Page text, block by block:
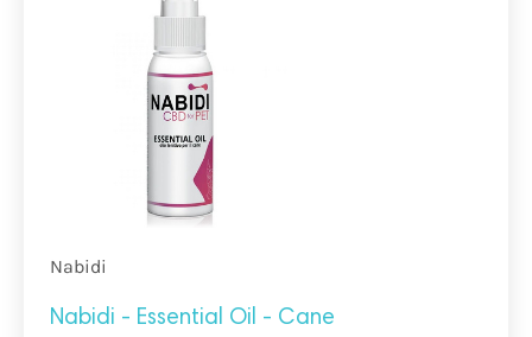
Nabidi
Nabidi - Essential Oil - Cane